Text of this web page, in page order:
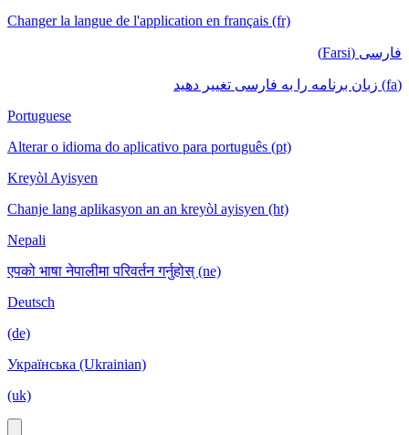
Changer la langue de l'application en français (fr)
فارسی (Farsi)
(fa) زبان برنامه را به فارسی تغییر دهید
Portuguese
Alterar o idioma do aplicativo para português (pt)
Kreyòl Ayisyen
Chanje lang aplikasyon an an kreyòl ayisyen (ht)
Nepali
एपको भाषा नेपालीमा परिवर्तन गर्नुहोस् (ne)
Deutsch
(de)
Українська (Ukrainian)
(uk)